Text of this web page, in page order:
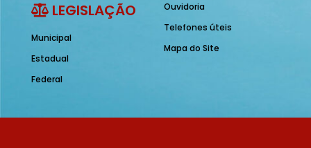
LEGISLAÇÃO
Municipal
Estadual
Federal
Ouvidoria
Telefones úteis
Mapa do Site